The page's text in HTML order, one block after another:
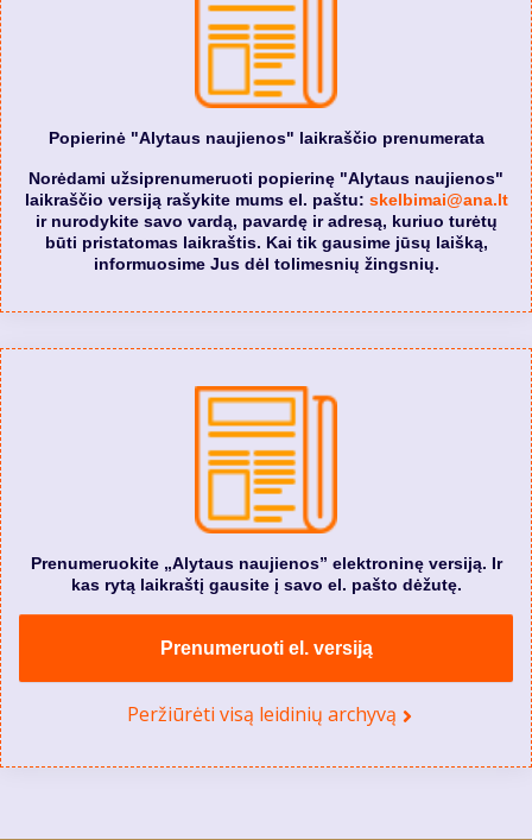
Popierinė "Alytaus naujienos" laikraščio prenumerata
Norėdami užsiprenumeruoti popierinę "Alytaus naujienos"
laikraščio versiją rašykite mums el. paštu: skelbimai@ana.lt
ir nurodykite savo vardą, pavardę ir adresą, kuriuo turėtų
būti pristatomas laikraštis. Kai tik gausime jūsų laišką,
informuosime Jus dėl tolimesnių žingsnių.
Prenumeruokite „Alytaus naujienos” elektroninę versiją. Ir
kas rytą laikraštį gausite į savo el. pašto dėžutę.
Prenumeruoti el. versiją
Peržiūrėti visą leidinių archyvą